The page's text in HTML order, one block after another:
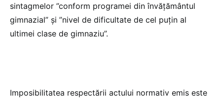
sintagmelor ”conform programei din învățământul
gimnazial” și ”nivel de dificultate de cel puțin al
ultimei clase de gimnaziu”.
Imposibilitatea respectării actului normativ emis este